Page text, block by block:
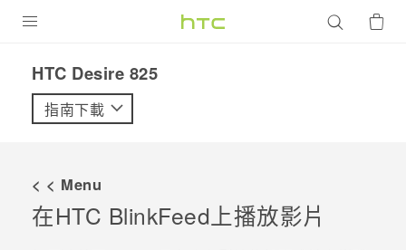
VIVE
配件
HTC Desire 825‎
指南下載
< < Menu
在HTC BlinkFeed上播放影片